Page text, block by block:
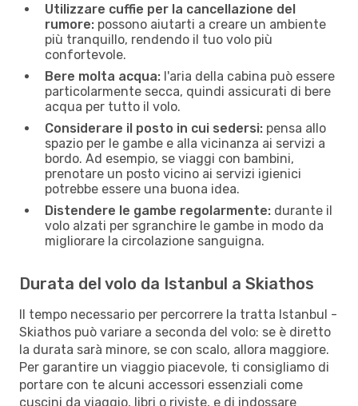
Utilizzare cuffie per la cancellazione del
rumore: possono aiutarti a creare un ambiente
più tranquillo, rendendo il tuo volo più
confortevole.
Bere molta acqua: l'aria della cabina può essere
particolarmente secca, quindi assicurati di bere
acqua per tutto il volo.
Considerare il posto in cui sedersi: pensa allo
spazio per le gambe e alla vicinanza ai servizi a
bordo. Ad esempio, se viaggi con bambini,
prenotare un posto vicino ai servizi igienici
potrebbe essere una buona idea.
Distendere le gambe regolarmente: durante il
volo alzati per sgranchire le gambe in modo da
migliorare la circolazione sanguigna.
Durata del volo da Istanbul a Skiathos
Il tempo necessario per percorrere la tratta Istanbul -
Skiathos può variare a seconda del volo: se è diretto
la durata sarà minore, se con scalo, allora maggiore.
Per garantire un viaggio piacevole, ti consigliamo di
portare con te alcuni accessori essenziali come
cuscini da viaggio, libri o riviste, e di indossare